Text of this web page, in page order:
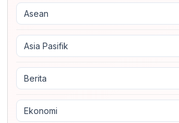
Asean
Asia Pasifik
Berita
Ekonomi